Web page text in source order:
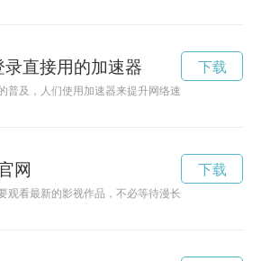
录直接用的加速器
普及，人们使用加速器来提升网络速度已经成为了
下载
网
观看最新的影视作品，不必等待漫长的下载时间，
下载